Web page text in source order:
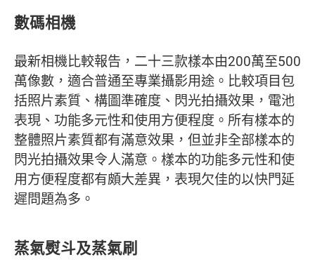
數碼相機
最新相機比較報告，二十三款樣本由200萬至500
萬像數，適合普通至專業攝影用途。比較項目包
括照片素質、構圖準確度、閃光拍攝效果，電池
表現、功能多元性和使用方便程度。所有樣本的
整體照片素質都有滿意效果，但並非全部樣本的
閃光拍攝效果令人滿意。樣本的功能多元性和使
用方便程度都有頗大差異，表現欠佳的以快門延
遲問題為多。
蒸氣熨斗及蒸氣刷